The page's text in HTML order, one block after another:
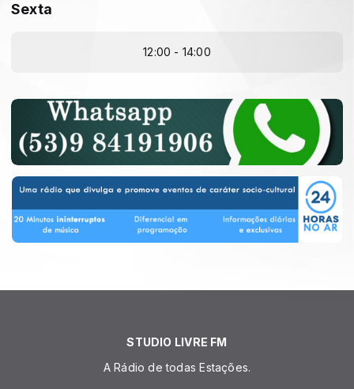
Sexta
12:00 - 14:00
STUDIO LIVRE FM
A Rádio de todas Estações.